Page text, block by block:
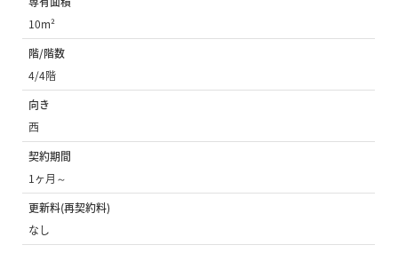
10m²
階/階数
4/4階
向き
西
契約期間
1ヶ月～
更新料(再契約料)
なし